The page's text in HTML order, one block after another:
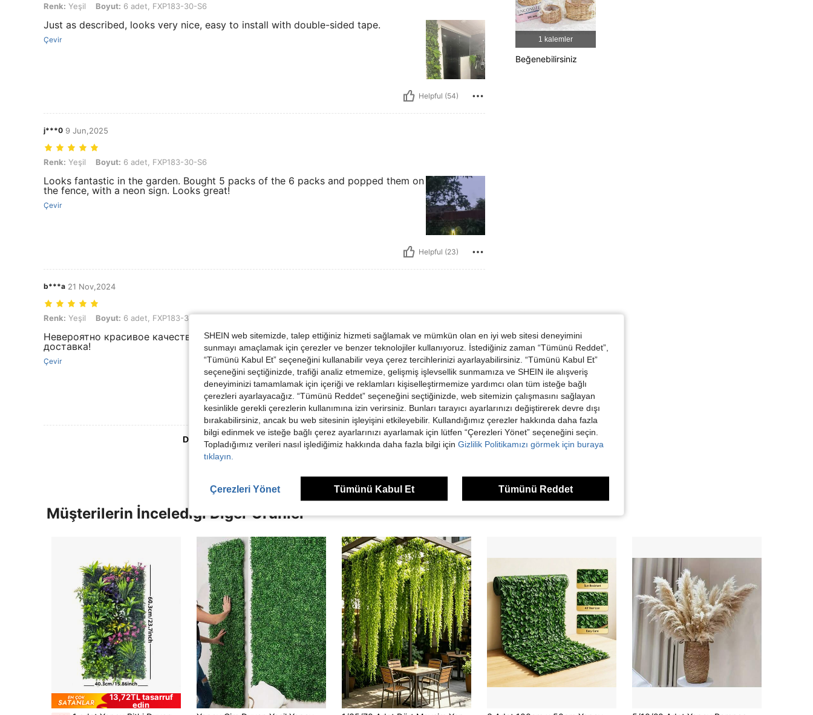
Renk: Yeşil, Boyut: 6 adet, FXP183-30-S6
Renk: Yeşil Boyut: 6 adet, FXP183-30-S6
Just as described, looks very nice, easy to install with double-sided tape.
Çevir
Helpful (54)
j***0 9 Jun,2025
Renk: Yeşil, Boyut: 6 adet, FXP183-30-S6
Renk: Yeşil Boyut: 6 adet, FXP183-30-S6
Looks fantastic in the garden. Bought 5 packs of the 6 packs and popped them on
the fence, with a neon sign. Looks great!
Çevir
Helpful (23)
b***a 21 Nov,2024
Renk: Yeşil, Boyut: 6 adet, FXP183-30-S6
Renk: Yeşil Boyut: 6 adet, FXP183-30-S6
Невероятно красивое качество!! Спасибо большое! Быстрая
доставка!
Çevir
Helpful (14)
Daha Fazla Değerlendirme Görüntüle
4,86
1 kalemler
Beğenebilirsiniz
Müşterilerin İncelediği Diğer Ürünler
13,72TL tasarruf
edin
SHEIN web sitemizde, talep ettiğiniz hizmeti sağlamak ve mümkün olan en iyi web sitesi deneyimini
sunmayı amaçlamak için çerezler ve benzer teknolojiler kullanıyoruz. İstediğiniz zaman “Tümünü Reddet”,
“Tümünü Kabul Et” seçeneğini kullanabilir veya çerez tercihlerinizi ayarlayabilirsiniz. “Tümünü Kabul Et”
seçeneğini seçtiğinizde, trafiği analiz etmemize, gelişmiş işlevsellik sunmamıza ve SHEIN ile alışveriş
deneyiminizi tamamlamak için içeriği ve reklamları kişiselleştirmemize yardımcı olan tüm isteğe bağlı
çerezleri ayarlayacağız. “Tümünü Reddet” seçeneğini seçtiğinizde, web sitemizin çalışmasını sağlayan
kesinlikle gerekli çerezlerin kullanımına izin verirsiniz. Bunları tarayıcı ayarlarınızı değiştirerek devre dışı
bırakabilirsiniz, ancak bu web sitesinin işleyişini etkileyebilir. Kullandığımız çerezler hakkında daha fazla
bilgi edinmek ve isteğe bağlı çerez ayarlarınızı ayarlamak için lütfen “Çerezleri Yönet” seçeneğini seçin.
Topladığımız verileri nasıl işlediğimiz hakkında daha fazla bilgi için Gizlilik Politikamızı görmek için buraya
tıklayın.
Çerezleri Yönet Tümünü Kabul Et Tümünü Reddet